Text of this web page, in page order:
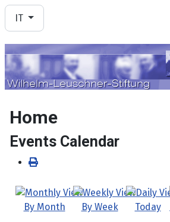
Seleziona la tua lingua
IT
Home
Events Calendar
By Month By Week Today